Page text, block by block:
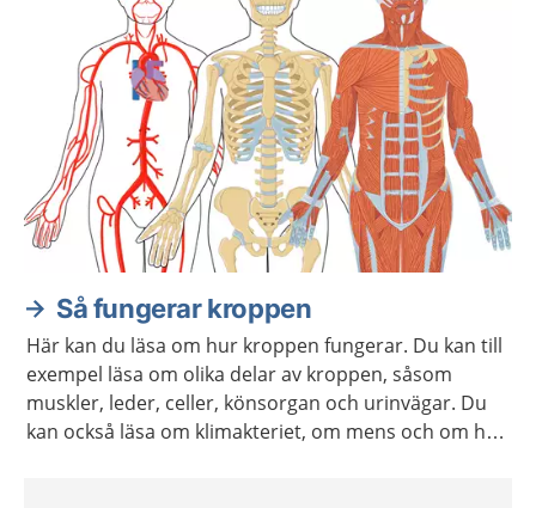
Så fungerar kroppen
Här kan du läsa om hur kroppen fungerar. Du kan till
exempel läsa om olika delar av kroppen, såsom
muskler, leder, celler, könsorgan och urinvägar. Du
kan också läsa om klimakteriet, om mens och om hur